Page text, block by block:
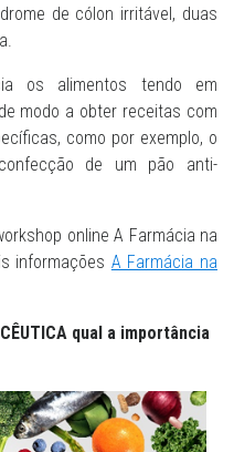
de cólon irritável, duas
os alimentos tendo em
modo a obter receitas com
como por exemplo, o
de um pão anti-
online A Farmácia na
informações A Farmácia na
qual a importância